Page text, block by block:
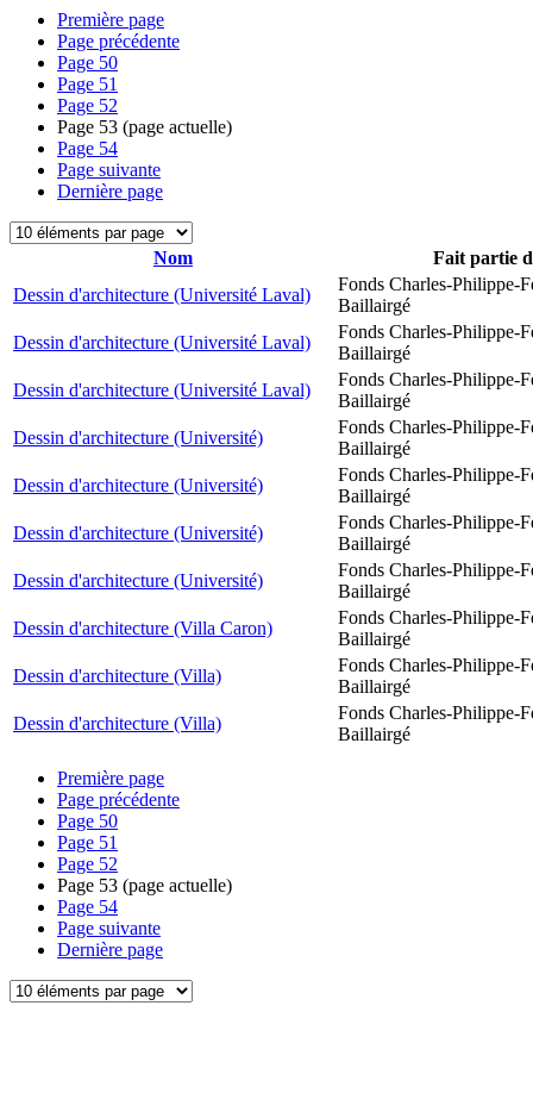
Première page
Page précédente
Page 50
Page 51
Page 52
Page 53 (page actuelle)
Page 54
Page suivante
Dernière page
Nom
Fait partie
Dessin d'architecture (Université Laval)
Fonds Charles-Philippe-
Baillairgé
Dessin d'architecture (Université Laval)
Fonds Charles-Philippe-
Baillairgé
Dessin d'architecture (Université Laval)
Fonds Charles-Philippe-
Baillairgé
Dessin d'architecture (Université)
Fonds Charles-Philippe-
Baillairgé
Dessin d'architecture (Université)
Fonds Charles-Philippe-
Baillairgé
Dessin d'architecture (Université)
Fonds Charles-Philippe-
Baillairgé
Dessin d'architecture (Université)
Fonds Charles-Philippe-
Baillairgé
Dessin d'architecture (Villa Caron)
Fonds Charles-Philippe-
Baillairgé
Dessin d'architecture (Villa)
Fonds Charles-Philippe-
Baillairgé
Dessin d'architecture (Villa)
Fonds Charles-Philippe-
Baillairgé
Première page
Page précédente
Page 50
Page 51
Page 52
Page 53 (page actuelle)
Page 54
Page suivante
Dernière page